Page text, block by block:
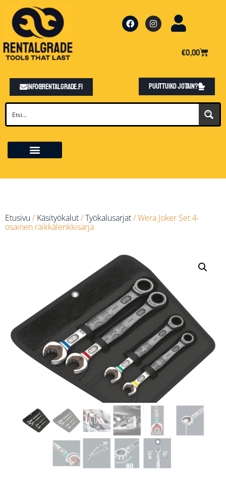
€0,00
info@rentalgrade.fi Puuttuiko jotain?
Etusivu /Käsityökalut/Työkalusarjat/ Wera Joker Set 4-
osainen räikkälenkkisarja